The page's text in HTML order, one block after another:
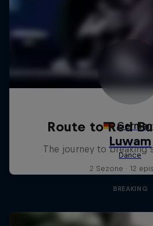
Route to Red
The journey to
2 Sezone · 12
BREAKING